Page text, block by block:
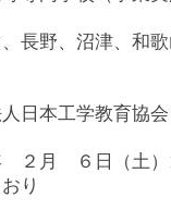
野、沼津、和歌
日本工学教育協会
月 ６日（土）
り